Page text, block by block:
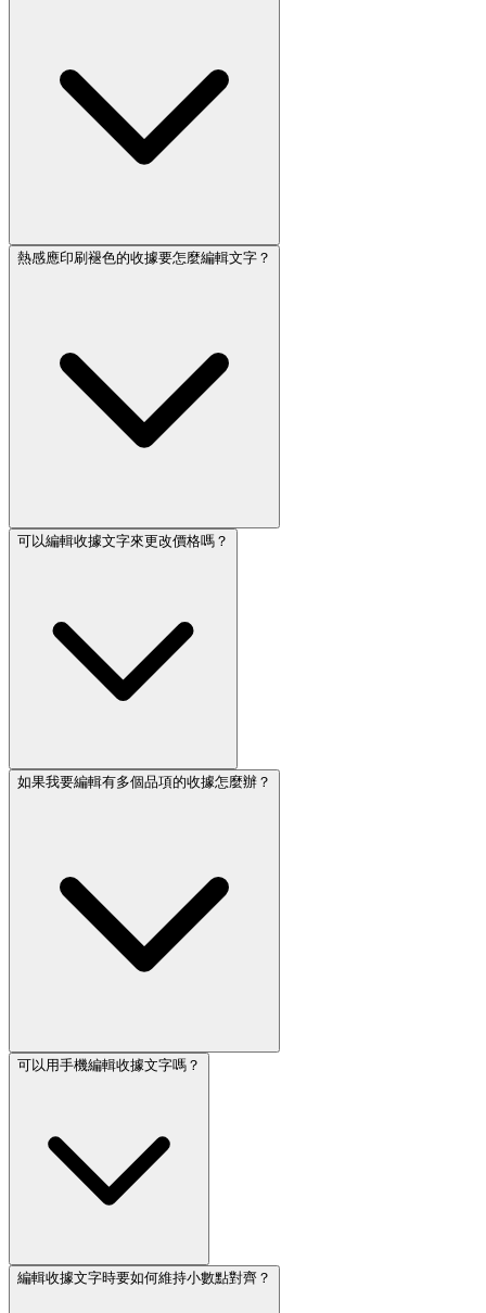
熱感應印刷褪色的收據要怎麼編輯文字？
可以編輯收據文字來更改價格嗎？
如果我要編輯有多個品項的收據怎麼辦？
可以用手機編輯收據文字嗎？
編輯收據文字時要如何維持小數點對齊？